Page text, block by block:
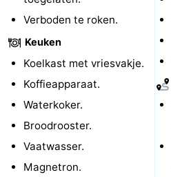
Middelburg
Zeeuws-
Vlaanderen
Nieuwvliet
-
Sluis
Cadzand
-
Verboden te roken.
Keuken
Koelkast met vriesvakje.
Koffieapparaat.
Waterkoker.
Broodrooster.
Vaatwasser.
Magnetron.